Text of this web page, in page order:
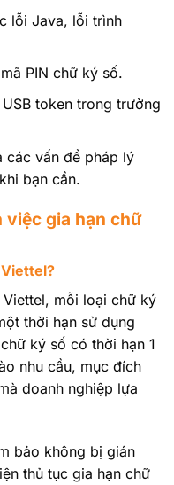
lỗi Java, lỗi trình
PIN chữ ký số.
token trong trường
các vấn đề pháp lý
bạn cần.
việc gia hạn chữ
mỗi loại chữ ký
thời hạn sử dụng
ký số có thời hạn 1
nhu cầu, mục đích
doanh nghiệp lựa
bảo không bị gián
thủ tục gia hạn chữ